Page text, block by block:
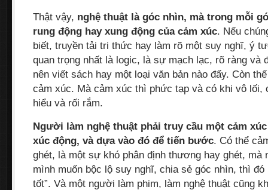
Thật vậy, nghệ thuật là góc nhìn, mà trong mỗi
rung động hay xung động của cảm xúc. Nếu
biết, truyền tải tri thức hay làm rõ một suy nghĩ, ý
quan trọng nhất là logic, là sự mạch lạc, rõ ràng và
nên viết sách hay một loại văn bản nào đấy. Còn
cảm xúc. Mà cảm xúc thì phức tạp và có khi vô lối,
hiểu và rối rắm.
Người làm nghệ thuật phải truy cầu một cảm
xúc động, và dựa vào đó để tiến bước. Có thể
ghét, là một sự khó phân định thương hay ghét, mà
mình muốn bộc lộ suy nghĩ, chia sẻ góc nhìn, thì đó
tốt”. Và một người làm phim, làm nghệ thuật cũng